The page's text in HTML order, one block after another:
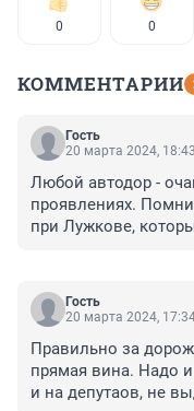
0 0
КОММЕНТАРИИ
Гость
20 марта 2024, 18:43
Любой автодор -
проявлениях.
при Лужкове,
В области
не беднЫ€
Гость
20 марта 2024,
Правильно за
прямая вина. Надо и
и на депутаов, не